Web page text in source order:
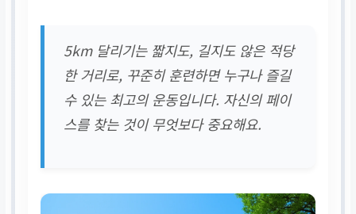
5km 달리기는 짧지도, 길지도 않은 적당
한 거리로, 꾸준히 훈련하면 누구나 즐길
수 있는 최고의 운동입니다. 자신의 페이
스를 찾는 것이 무엇보다 중요해요.